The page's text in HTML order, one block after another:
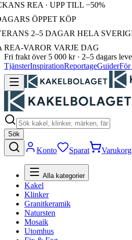
REA · UPP TILL −50%
ÖPPET KÖP
2–5 DAGAR HELA SVERIGE
VAROR VARJE DAG
Fri frakt över 5 000 kr · 2–5 dagars
TjänsterInspirationReportageGuider
Sök
Konto Sparat Varukorg
Alla kategorier
Kakel
Klinker
Granitkeramik
Natursten
Mosaik
Utomhus